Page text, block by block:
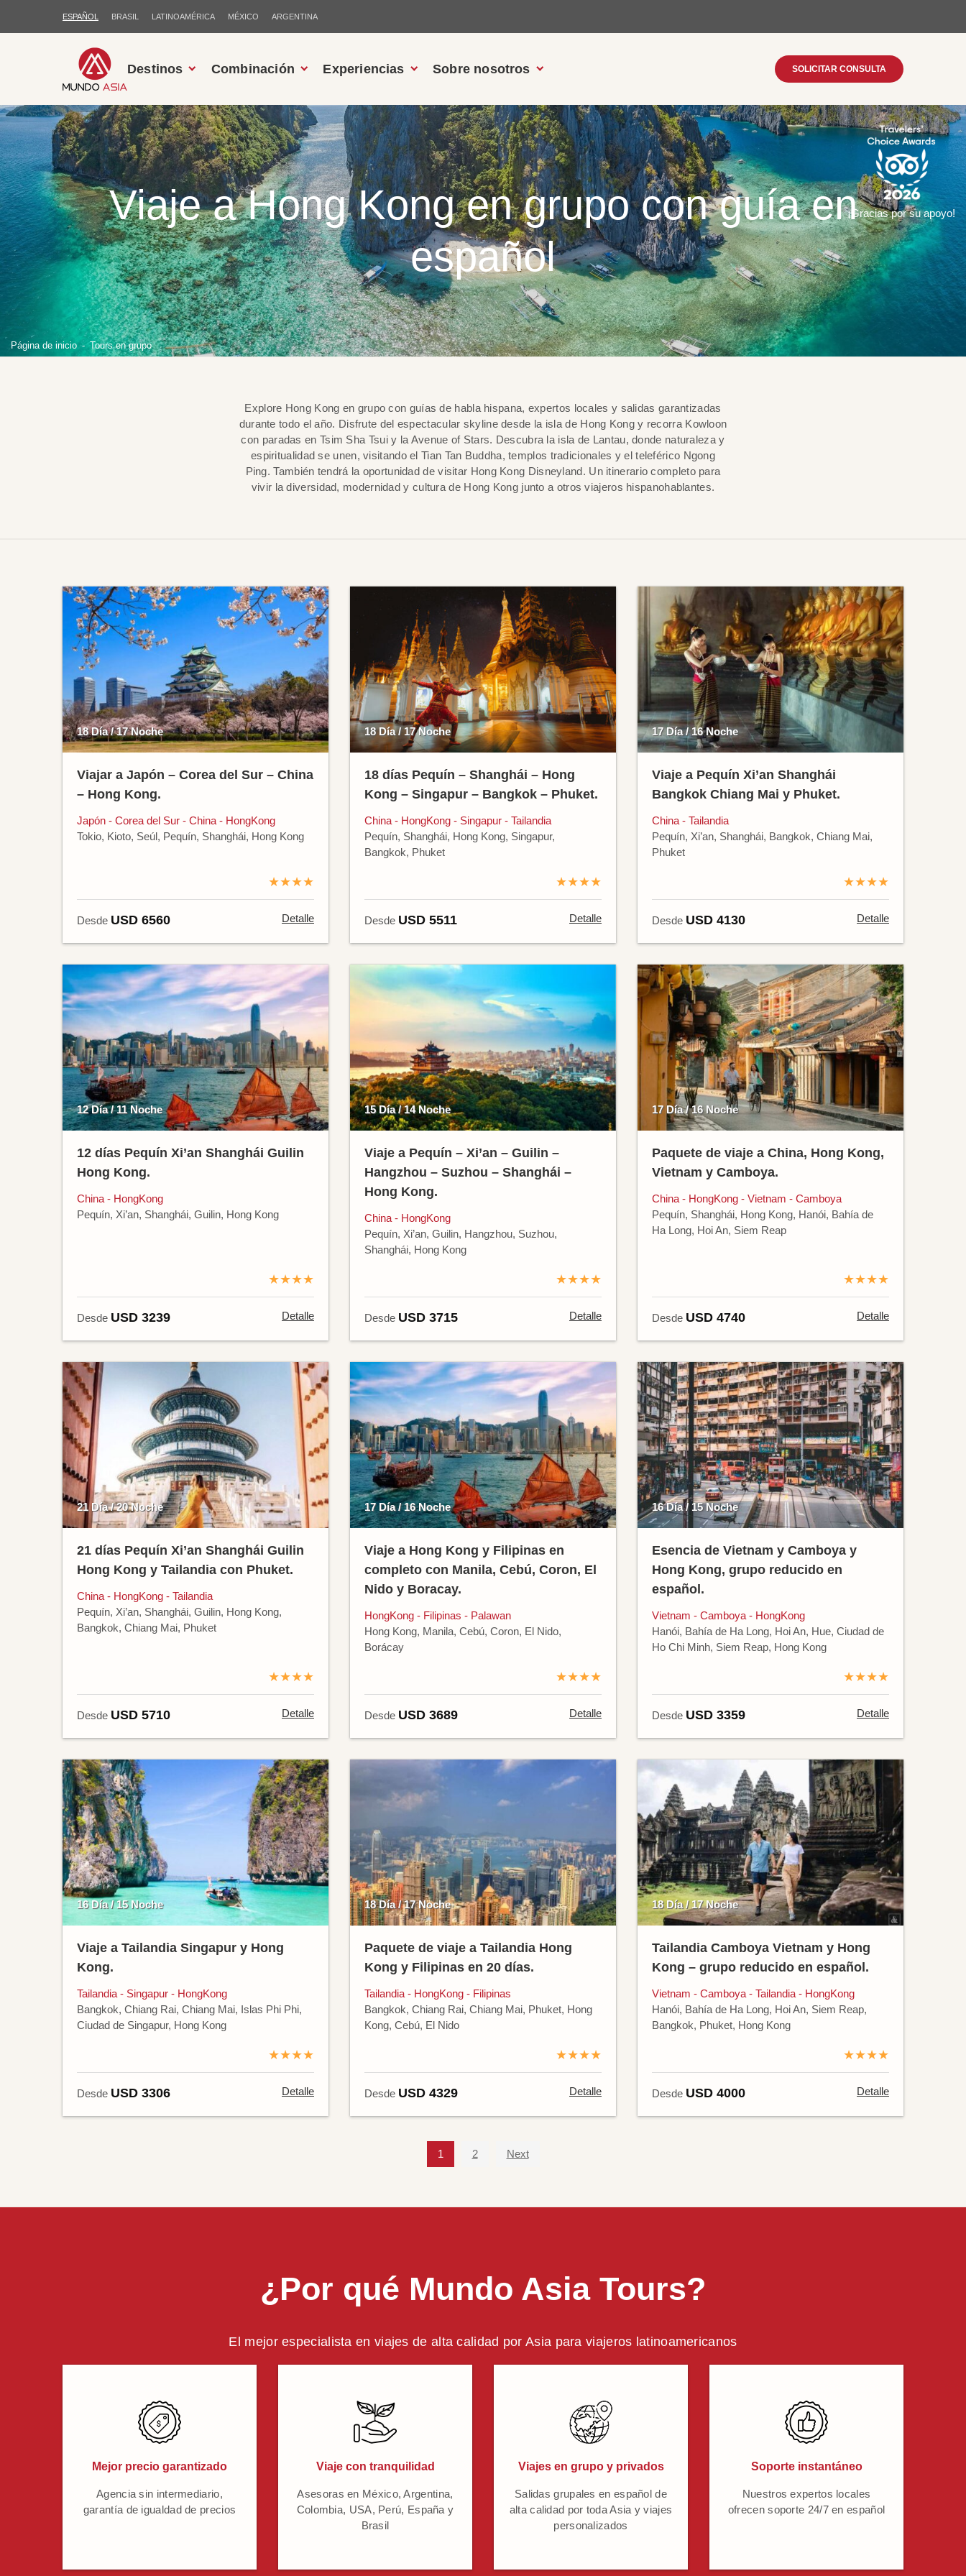
ESPAÑOL BRASIL LATINOAMÉRICA MÉXICO ARGENTINA
Destinos Combinación Experiencias Sobre nosotros SOLICITAR CONSULTA
Viaje a Hong Kong en grupo con guía en
español
Página de inicio Tours en grupo
¡Gracias por su apoyo!
Explore Hong Kong en grupo con guías de habla hispana, expertos locales y salidas garantizadas
durante todo el año. Disfrute del espectacular skyline desde la isla de Hong Kong y recorra Kowloon
con paradas en Tsim Sha Tsui y la Avenue of Stars. Descubra la isla de Lantau, donde naturaleza y
espiritualidad se unen, visitando el Tian Tan Buddha, templos tradicionales y el teleférico Ngong
Ping. También tendrá la oportunidad de visitar Hong Kong Disneyland. Un itinerario completo para
vivir la diversidad, modernidad y cultura de Hong Kong junto a otros viajeros hispanohablantes.
18 Día / 17 Noche
Viajar a Japón – Corea del Sur – China
– Hong Kong.
Japón - Corea del Sur - China - HongKong
Tokio, Kioto, Seúl, Pequín, Shanghái, Hong Kong
★★★★
Desde USD 6560 Detalle
18 Día / 17 Noche
18 días Pequín – Shanghái – Hong
Kong – Singapur – Bangkok – Phuket.
China - HongKong - Singapur - Tailandia
Pequín, Shanghái, Hong Kong, Singapur,
Bangkok, Phuket
★★★★
Desde USD 5511 Detalle
17 Día / 16 Noche
Viaje a Pequín Xi’an Shanghái
Bangkok Chiang Mai y Phuket.
China - Tailandia
Pequín, Xi’an, Shanghái, Bangkok, Chiang Mai,
Phuket
★★★★
Desde USD 4130 Detalle
12 Día / 11 Noche
12 días Pequín Xi’an Shanghái Guilin
Hong Kong.
China - HongKong
Pequín, Xi’an, Shanghái, Guilin, Hong Kong
★★★★
Desde USD 3239 Detalle
15 Día / 14 Noche
Viaje a Pequín – Xi’an – Guilin –
Hangzhou – Suzhou – Shanghái –
Hong Kong.
China - HongKong
Pequín, Xi’an, Guilin, Hangzhou, Suzhou,
Shanghái, Hong Kong
★★★★
Desde USD 3715 Detalle
17 Día / 16 Noche
Paquete de viaje a China, Hong Kong,
Vietnam y Camboya.
China - HongKong - Vietnam - Camboya
Pequín, Shanghái, Hong Kong, Hanói, Bahía de
Ha Long, Hoi An, Siem Reap
★★★★
Desde USD 4740 Detalle
21 Día / 20 Noche
21 días Pequín Xi’an Shanghái Guilin
Hong Kong y Tailandia con Phuket.
China - HongKong - Tailandia
Pequín, Xi’an, Shanghái, Guilin, Hong Kong,
Bangkok, Chiang Mai, Phuket
★★★★
Desde USD 5710 Detalle
17 Día / 16 Noche
Viaje a Hong Kong y Filipinas en
completo con Manila, Cebú, Coron, El
Nido y Boracay.
HongKong - Filipinas - Palawan
Hong Kong, Manila, Cebú, Coron, El Nido,
Borácay
★★★★
Desde USD 3689 Detalle
16 Día / 15 Noche
Esencia de Vietnam y Camboya y
Hong Kong, grupo reducido en
español.
Vietnam - Camboya - HongKong
Hanói, Bahía de Ha Long, Hoi An, Hue, Ciudad de
Ho Chi Minh, Siem Reap, Hong Kong
★★★★
Desde USD 3359 Detalle
16 Día / 15 Noche
Viaje a Tailandia Singapur y Hong
Kong.
Tailandia - Singapur - HongKong
Bangkok, Chiang Rai, Chiang Mai, Islas Phi Phi,
Ciudad de Singapur, Hong Kong
★★★★
Desde USD 3306 Detalle
18 Día / 17 Noche
Paquete de viaje a Tailandia Hong
Kong y Filipinas en 20 días.
Tailandia - HongKong - Filipinas
Bangkok, Chiang Rai, Chiang Mai, Phuket, Hong
Kong, Cebú, El Nido
★★★★
Desde USD 4329 Detalle
18 Día / 17 Noche
Tailandia Camboya Vietnam y Hong
Kong – grupo reducido en español.
Vietnam - Camboya - Tailandia - HongKong
Hanói, Bahía de Ha Long, Hoi An, Siem Reap,
Bangkok, Phuket, Hong Kong
★★★★
Desde USD 4000 Detalle
1 2 Next
¿Por qué Mundo Asia Tours?
El mejor especialista en viajes de alta calidad por Asia para viajeros latinoamericanos
Mejor precio garantizado
Agencia sin intermediario,
garantía de igualdad de precios
Viaje con tranquilidad
Asesoras en México, Argentina,
Colombia, USA, Perú, España y
Brasil
Viajes en grupo y privados
Salidas grupales en español de
alta calidad por toda Asia y viajes
personalizados
Soporte instantáneo
Nuestros expertos locales
ofrecen soporte 24/7 en español